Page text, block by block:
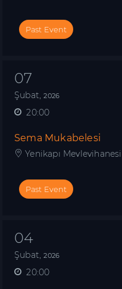
Past Event
07
Şubat,2026
20:00
Sema Mukabelesi
Yenikapı Mevlevihanesi
Past Event
04
Şubat,2026
20:00